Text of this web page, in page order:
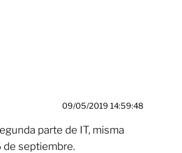
09/05/2019 14:59:48
parte de IT, misma
de septiembre.